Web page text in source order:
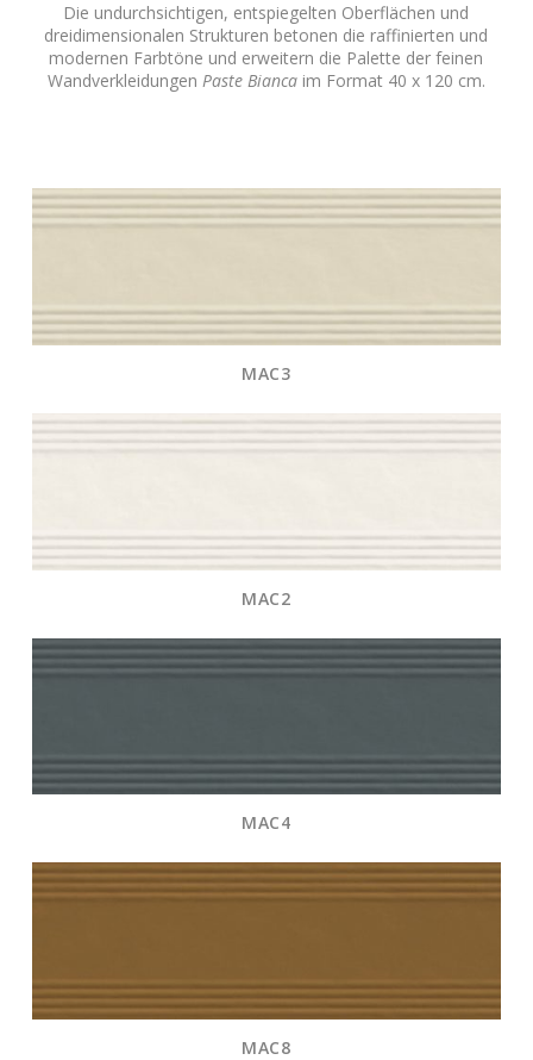
Die undurchsichtigen, entspiegelten Oberflächen und
dreidimensionalen Strukturen betonen die raffinierten und
modernen Farbtöne und erweitern die Palette der feinen
Wandverkleidungen Paste Biancaim Format 40 x 120 cm.
MAC3
MAC2
MAC4
MAC8